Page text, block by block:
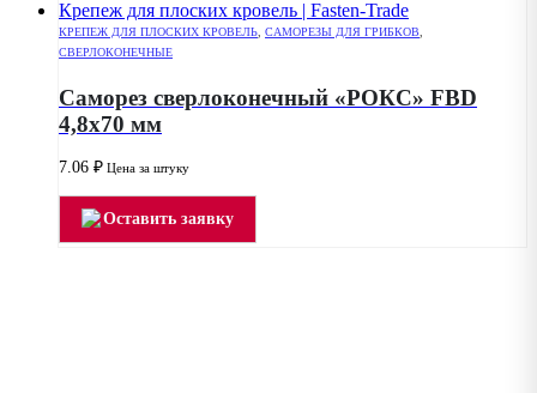
КРЕПЕЖ ДЛЯ ПЛОСКИХ КРОВЕЛЬ САМОРЕЗЫ ДЛЯ ГРИБКОВ
СВЕРЛОКОНЕЧНЫЕ
Саморез сверлоконечный «РОКС» FBD
4,8х70 мм
7.06 ₽ Цена за штуку
Оставить заявку